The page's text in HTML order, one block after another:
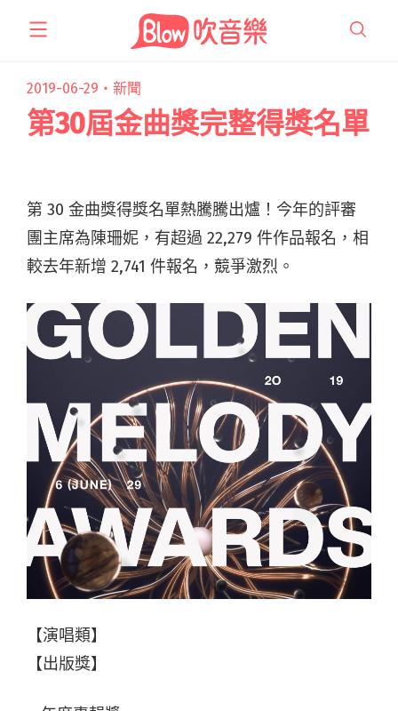
2019-06-29・ 新聞
第30屆金曲獎完整得獎名單
第 30 金曲獎得獎名單熱騰騰出爐！今年的評審
團主席為陳珊妮，有超過 22,279 件作品報名，相
較去年新增 2,741 件報名，競爭激烈。
【演唱類】
【出版獎】